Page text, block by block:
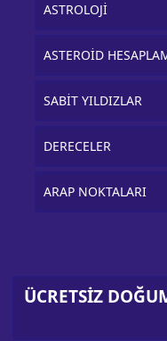
ASTROLOJİ
ASTEROİD
SABİT YILDIZLAR
DERECELER
ARAP NOKTALARI
ÜCRETSİZ